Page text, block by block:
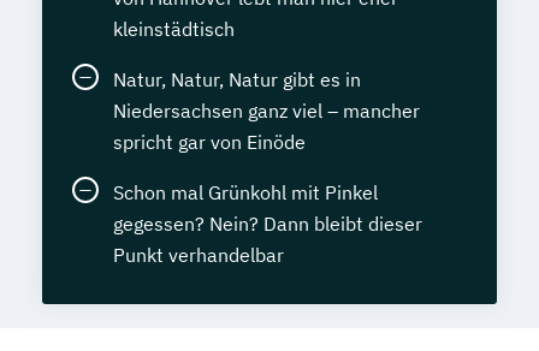
kleinstädtisch
Natur, Natur, Natur gibt es in
Niedersachsen ganz viel – mancher
spricht gar von Einöde
Schon mal Grünkohl mit Pinkel
gegessen? Nein? Dann bleibt dieser
Punkt verhandelbar